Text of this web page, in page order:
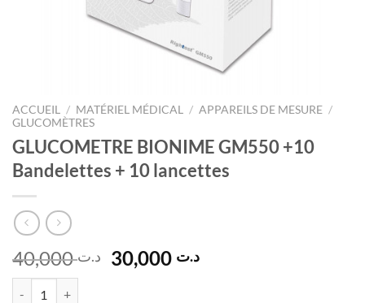
ACCUEIL / MATÉRIEL MÉDICAL / APPAREILS DE MESURE /
GLUCOMÈTRES
GLUCOMETRE BIONIME GM550 +10
Bandelettes + 10 lancettes
د.ت40,000
Le
prix
د.تLe